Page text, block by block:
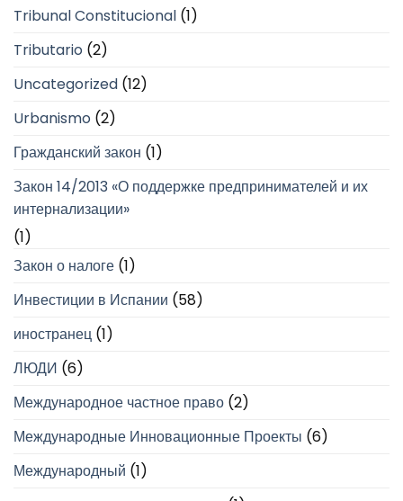
Tribunal Constitucional (1)
Tributario (2)
Uncategorized (12)
Urbanismo (2)
Гражданский закон (1)
Закон 14/2013 «О поддержке предпринимателей и их
интернализации»
(1)
Закон о налоге (1)
Инвестиции в Испании (58)
иностранец (1)
ЛЮДИ (6)
Международное частное право (2)
Международные Инновационные Проекты (6)
Международный (1)